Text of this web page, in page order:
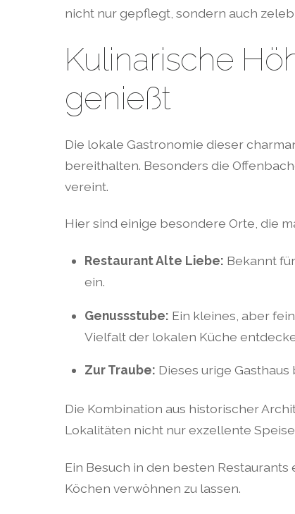
nicht nur gepflegt, sondern auch
Kulinarische
genießt
Die lokale Gastronomie dieser
bereithalten. Besonders die
vereint.
Hier sind einige besondere Orte, die
Restaurant Alte Liebe: Bekannt
ein.
Genussstube: Ein kleines, aber
Vielfalt der lokalen Küche
Zur Traube: Dieses urige
Die Kombination aus historischer
Lokalitäten nicht nur exzellente
Ein Besuch in den besten
Köchen verwöhnen zu lassen.